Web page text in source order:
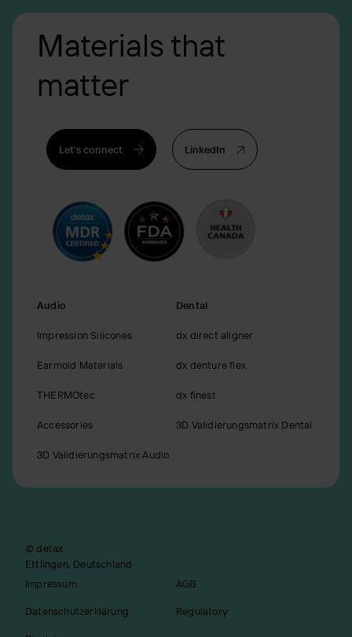
Materials that
matter
Let's connect LinkedIn
Audio
Impression Silicones
Earmold Materials
THERMOtec
Accessories
3D Validierungsmatrix Audio
Dental
dx direct aligner
dx denture flex
dx finest
3D Validierungsmatrix Dental
© detax
Ettlingen, Deutschland
Impressum
Datenschutzerklärung
AGB
Regulatory